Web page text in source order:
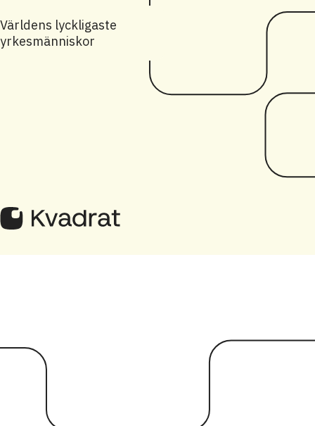
Världens lyckligaste
yrkesmänniskor